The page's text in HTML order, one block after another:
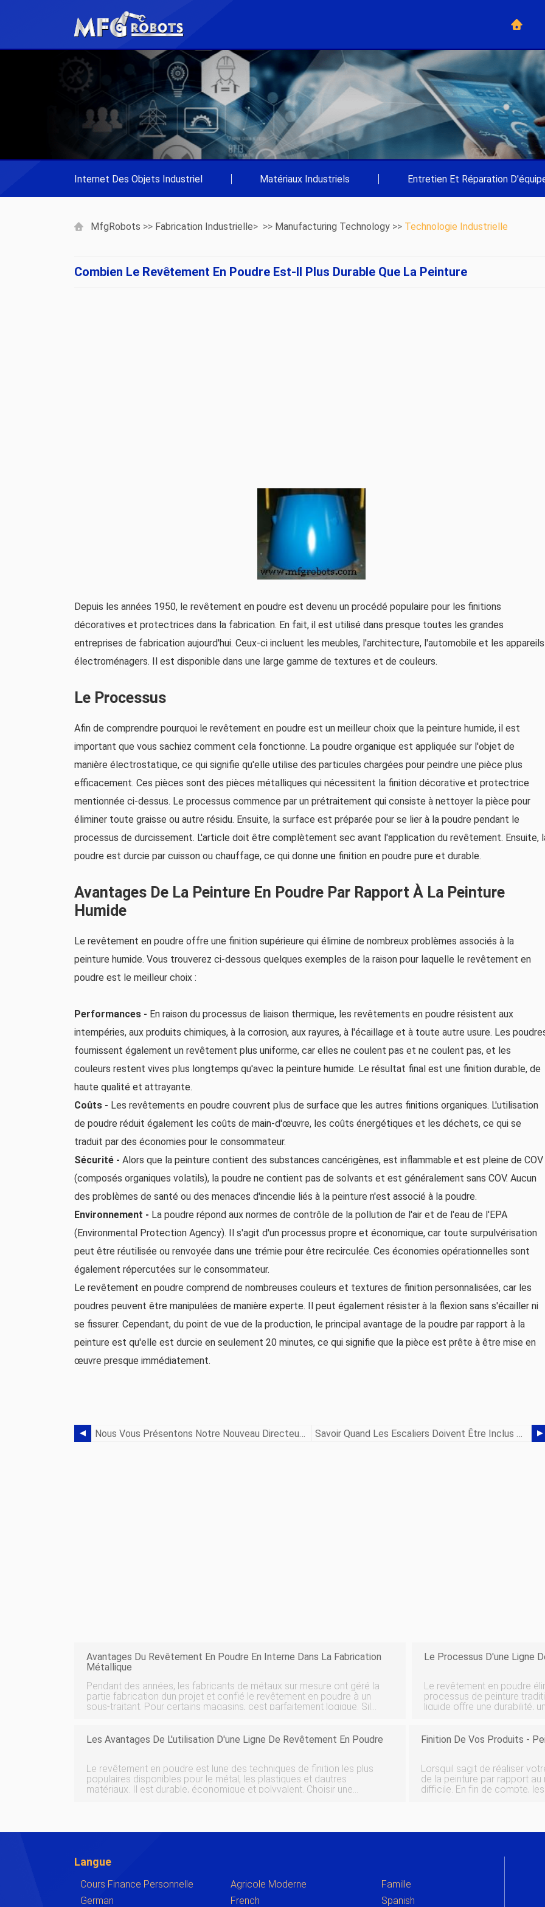
Internet Des Objets Industriel Matériaux Industriels Entretien Et Réparation
MfgRobots >> Fabrication Industrielle> >> Manufacturing Technology >> Technologie Industrielle
Combien Le Revêtement En Poudre Est-Il Plus Durable Que La Peinture
Depuis les années 1950, le revêtement en poudre est devenu un procédé populaire pour les finitions
décoratives et protectrices dans la fabrication. En fait, il est utilisé dans presque toutes les grandes
entreprises de fabrication aujourd'hui. Ceux-ci incluent les meubles, l'architecture, l'automobile et les appareils
électroménagers. Il est disponible dans une large gamme de textures et de couleurs.
Le Processus
Afin de comprendre pourquoi le revêtement en poudre est un meilleur choix que la peinture humide, il est
important que vous sachiez comment cela fonctionne. La poudre organique est appliquée sur l'objet de
manière électrostatique, ce qui signifie qu'elle utilise des particules chargées pour peindre une pièce plus
efficacement. Ces pièces sont des pièces métalliques qui nécessitent la finition décorative et protectrice
mentionnée ci-dessus. Le processus commence par un prétraitement qui consiste à nettoyer la pièce pour
éliminer toute graisse ou autre résidu. Ensuite, la surface est préparée pour se lier à la poudre pendant le
processus de durcissement. L'article doit être complètement sec avant l'application du revêtement. Ensuite,
poudre est durcie par cuisson ou chauffage, ce qui donne une finition en poudre pure et durable.
Avantages De La Peinture En Poudre Par Rapport À La Peinture
Humide
Le revêtement en poudre offre une finition supérieure qui élimine de nombreux problèmes associés à la
peinture humide. Vous trouverez ci-dessous quelques exemples de la raison pour laquelle le revêtement en
poudre est le meilleur choix :
Performances - En raison du processus de liaison thermique, les revêtements en poudre résistent aux
intempéries, aux produits chimiques, à la corrosion, aux rayures, à l'écaillage et à toute autre usure. Les
fournissent également un revêtement plus uniforme, car elles ne coulent pas et ne coulent pas, et les
couleurs restent vives plus longtemps qu'avec la peinture humide. Le résultat final est une finition durable, de
haute qualité et attrayante.
Coûts - Les revêtements en poudre couvrent plus de surface que les autres finitions organiques. L'utilisation
de poudre réduit également les coûts de main-d'œuvre, les coûts énergétiques et les déchets, ce qui se
traduit par des économies pour le consommateur.
Sécurité - Alors que la peinture contient des substances cancérigènes, est inflammable et est pleine de COV
(composés organiques volatils), la poudre ne contient pas de solvants et est généralement sans COV. Aucun
des problèmes de santé ou des menaces d'incendie liés à la peinture n'est associé à la poudre.
Environnement - La poudre répond aux normes de contrôle de la pollution de l'air et de l'eau de l'EPA
(Environmental Protection Agency). Il s'agit d'un processus propre et économique, car toute surpulvérisation
peut être réutilisée ou renvoyée dans une trémie pour être recirculée. Ces économies opérationnelles sont
également répercutées sur le consommateur.
Le revêtement en poudre comprend de nombreuses couleurs et textures de finition personnalisées, car les
poudres peuvent être manipulées de manière experte. Il peut également résister à la flexion sans s'écailler ni
se fissurer. Cependant, du point de vue de la production, le principal avantage de la poudre par rapport à la
peinture est qu'elle est durcie en seulement 20 minutes, ce qui signifie que la pièce est prête à être mise en
œuvre presque immédiatement.
Nous Vous Présentons Notre Nouveau Directeur Des Ventes Mark Tschirhart Savoir Quand Les Escaliers Doivent Être Inclus Dans Votre Projet De Fabrication
Avantages Du Revêtement En Poudre En Interne Dans La Fabrication
Métallique
Pendant des années, les fabricants de métaux sur mesure ont géré la
partie fabrication dun projet et confié le revêtement en poudre à un
sous-traitant. Pour certains magasins, cest parfaitement logique. Sil
Le Processus D'une Ligne
Le revêtement en poudre
processus de peinture
liquide offre une durabilité,
Les Avantages De L'utilisation D'une Ligne De Revêtement En Poudre
Le revêtement en poudre est lune des techniques de finition les plus
populaires disponibles pour le métal, les plastiques et dautres
matériaux. Il est durable, économique et polyvalent. Choisir une
Finition De Vos Produits -
Lorsquil sagit de réaliser
de la peinture par rapport
difficile. En fin de compte,
Langue
Cours Finance Personnelle Agricole Moderne
Famille
German
French Spanish